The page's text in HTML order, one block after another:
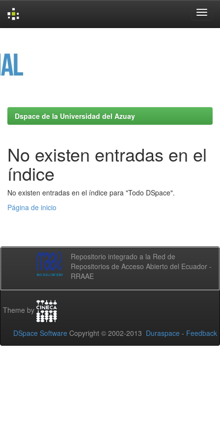
Dspace de la Universidad del Azuay
No existen entradas en el
índice
No existen entradas en el índice para "Todo DSpace".
Página de inicio
Repositorio integrado a la Red de
Repositorios de Acceso Abierto del Ecuador -
RRAAE
Theme by
DSpace Software Copyright © 2002-2013 Duraspace - Feedback